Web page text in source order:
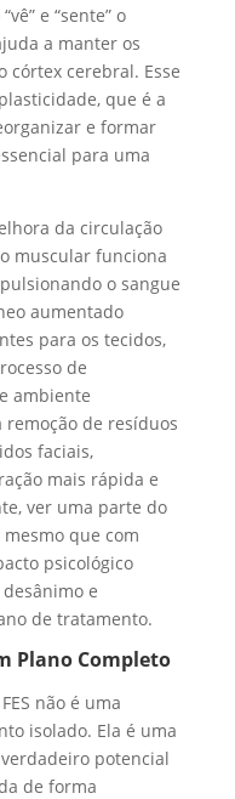
e “sente” o
a manter os
córtex cerebral. Esse
que é a
e formar
para uma
da circulação
muscular funciona
o sangue
aumentado
para os tecidos,
de
ambiente
de resíduos
faciais,
mais rápida e
ver uma parte do
que com
psicológico
e
de tratamento.
Plano Completo
não é uma
isolado. Ela é uma
potencial
de forma